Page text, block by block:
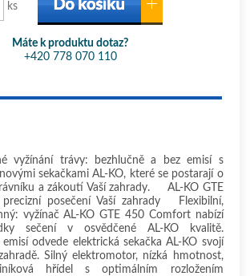
ks
Máte k produktu dotaz?
+420 778 070 110
vyžínání trávy: bezhlučně a bez emisí s
sekačkami AL-KO, které se postarají o
a zákoutí Vaší zahrady. AL-KO GTE
posečení Vaší zahrady Flexibilní,
vyžínač AL-KO GTE 450 Comfort nabízí
sečení v osvědčené AL-KO kvalitě.
emisí odvede elektrická sekačka AL-KO svojí
Silný elektromotor, nízká hmotnost,
hřídel s optimálním rozložením